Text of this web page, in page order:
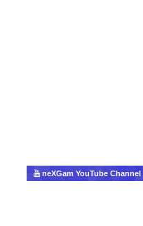
neXGam YouTube Channel